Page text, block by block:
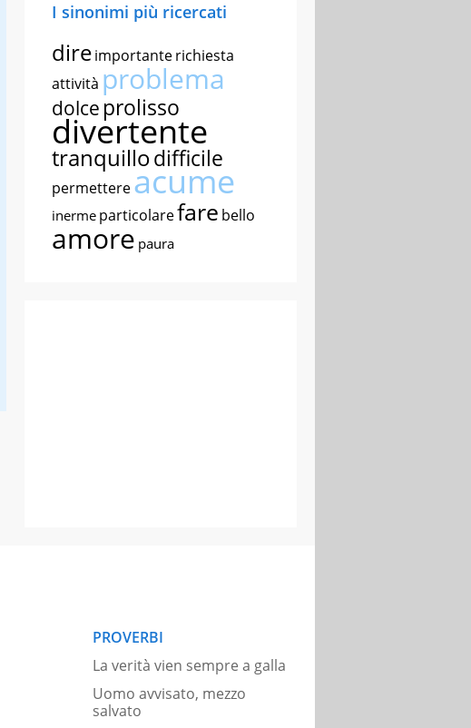
I sinonimi più ricercati
direimportanterichiesta
attività problema
dolce prolisso
divertente
tranquillodifficile
permettereacume
inerme particolarefare bello
amore paura
PROVERBI
La verità vien sempre a galla
Uomo avvisato, mezzo
salvato